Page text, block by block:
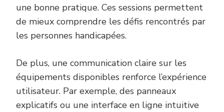
une bonne pratique. Ces sessions permettent
de mieux comprendre les défis rencontrés par
les personnes handicapées.
De plus, une communication claire sur les
équipements disponibles renforce l’expérience
utilisateur. Par exemple, des panneaux
explicatifs ou une interface en ligne intuitive